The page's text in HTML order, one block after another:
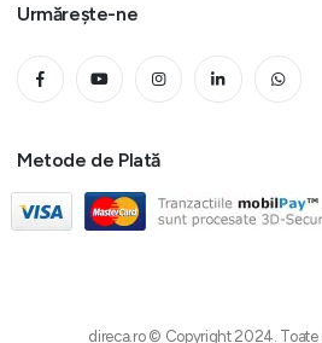
Urmărește-ne
Metode de Plată
direca.ro © Copyright 2024. Toate